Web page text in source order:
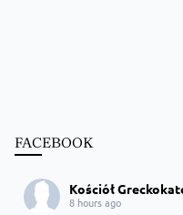
FACEBOOK
Kościół
8 hours ago